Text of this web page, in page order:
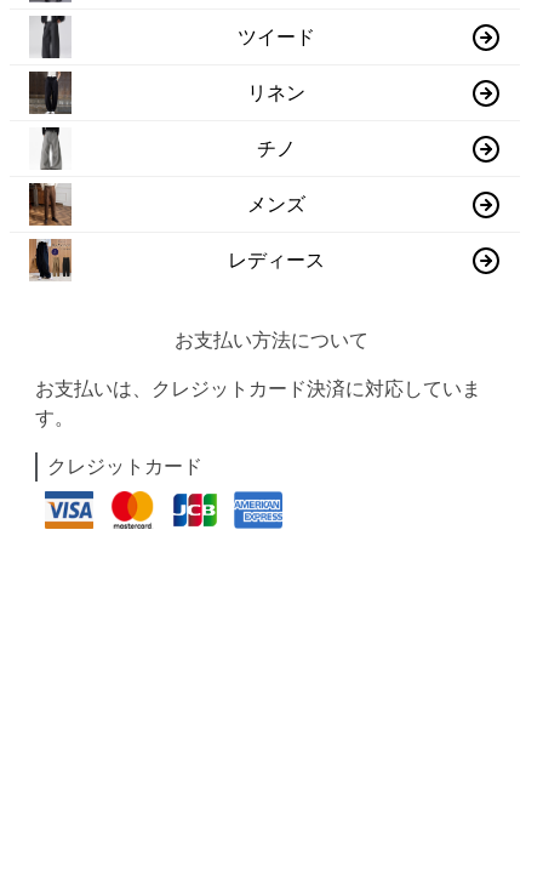
ツイード
リネン
チノ
メンズ
レディース
お支払い方法について
お支払いは、クレジットカード決済に対応していま
す。
クレジットカード